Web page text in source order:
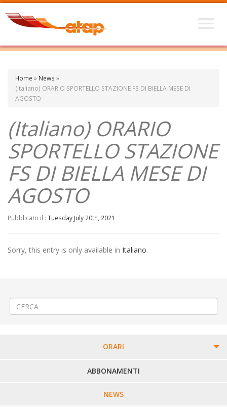
Home » News »
(Italiano) ORARIO SPORTELLO STAZIONE FS DI BIELLA MESE DI
AGOSTO
(Italiano) ORARIO
SPORTELLO STAZIONE
FS DI BIELLA MESE DI
AGOSTO
Pubblicato il : Tuesday July 20th, 2021
Sorry, this entry is only available in Italiano.
ORARI
PERCORSI URBANI IN BIELLA
LINEE URBANE VERCELLI
ABBONAMENTI
NEWS